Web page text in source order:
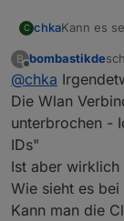
C chkaKann es
edit
B
Offline
bombastikde
@chka
Die Wlan
unterbrochen -
IDs"
Ist aber wirklich
Wie sieht es bei
Kann man die